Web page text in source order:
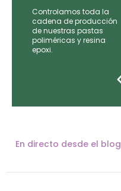
Controlamos toda la
cadena de producción
de nuestras pastas
poliméricas y resina
epoxi.
En directo desde el blog